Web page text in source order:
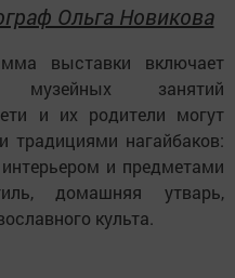
Ольга Новикова
выставки включает
музейных занятий
и их родители могут
традициями нагайбаков:
и предметами
домашняя утварь,
культа.